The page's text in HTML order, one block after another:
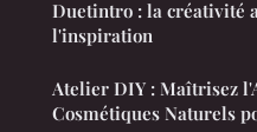
Duetintro : la créativité
l'inspiration
Atelier DIY : Maîtrisez
Cosmétiques Naturels